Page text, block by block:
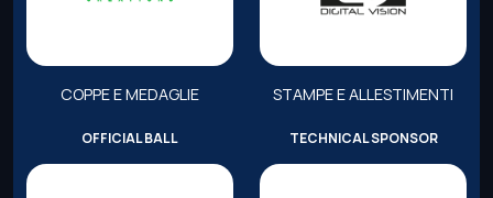
COPPE E MEDAGLIE STAMPE E ALLESTIMENTI
OFFICIAL BALL TECHNICAL SPONSOR